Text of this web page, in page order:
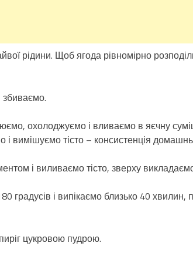
рідини. Щоб ягода рівномірно
збиваємо.
охолоджуємо і вливаємо в яєчну
вимішуємо тісто – консистенція
і виливаємо тісто, зверху
градусів і випікаємо близько 40 хвилин,
цукровою пудрою.